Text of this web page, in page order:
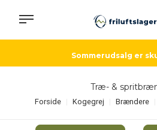
Sommerudsalg er
Træ- &
Forside Kogegrej Brændere